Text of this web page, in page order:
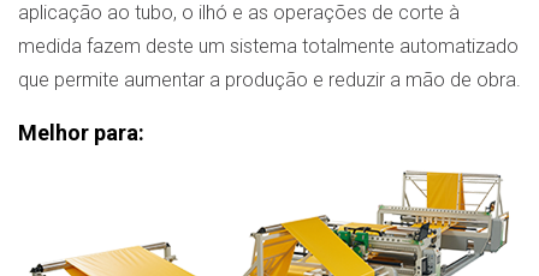
aplicação ao tubo, o ilhó e as operações de corte à
medida fazem deste um sistema totalmente automatizado
que permite aumentar a produção e reduzir a mão de obra.
Melhor para: